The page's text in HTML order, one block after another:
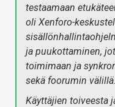
testaamaan
oli Xenforo-
ja puukottaminen,
toimimaan ja
sekä foorumin välillä.
Käyttäjien toiveesta